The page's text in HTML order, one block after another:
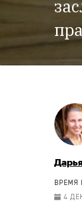
ВРЕМЯ
4